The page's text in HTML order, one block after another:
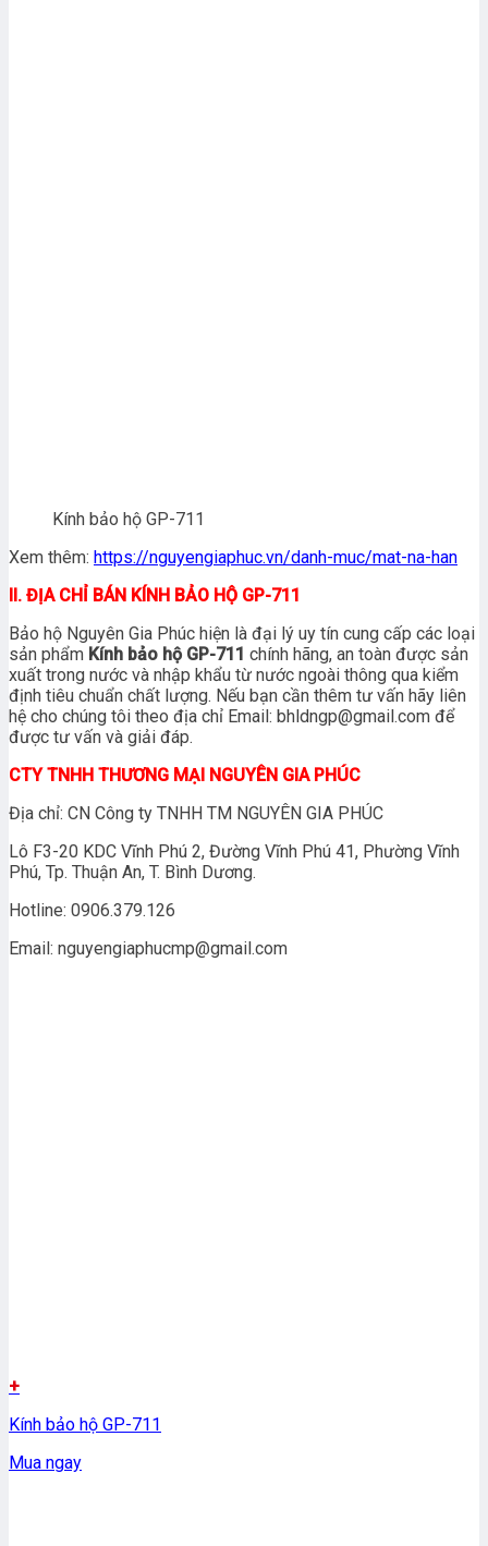
Kính bảo hộ GP-711
Xem thêm: https://nguyengiaphuc.vn/danh-muc/mat-na-han
II. ĐỊA CHỈ BÁN KÍNH BẢO HỘ GP-711
Bảo hộ Nguyên Gia Phúc hiện là đại lý uy tín cung cấp các loại
sản phẩm Kính bảo hộ GP-711 chính hãng, an toàn được sản
xuất trong nước và nhập khẩu từ nước ngoài thông qua kiểm
định tiêu chuẩn chất lượng. Nếu bạn cần thêm tư vấn hãy liên
hệ cho chúng tôi theo địa chỉ Email: bhldngp@gmail.com để
được tư vấn và giải đáp.
CTY TNHH THƯƠNG MẠI NGUYÊN GIA PHÚC
Địa chỉ: CN Công ty TNHH TM NGUYÊN GIA PHÚC
Lô F3-20 KDC Vĩnh Phú 2, Đường Vĩnh Phú 41, Phường Vĩnh
Phú, Tp. Thuận An, T. Bình Dương.
Hotline: 0906.379.126
Email: nguyengiaphucmp@gmail.com
+
Kính bảo hộ GP-711
Mua ngay